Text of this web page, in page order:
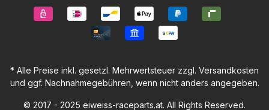
* Alle Preise inkl. gesetzl. Mehrwertsteuer zzgl. Versandkosten
und ggf. Nachnahmegebühren, wenn nicht anders angegeben.
© 2017 - 2025 eiweiss-raceparts.at. All Rights Reserved.